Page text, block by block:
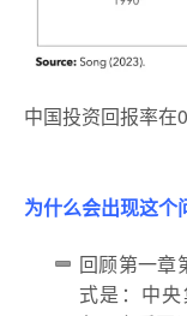
中国投资回报率在
为什么会出现这个
回顾第一章
式是：中